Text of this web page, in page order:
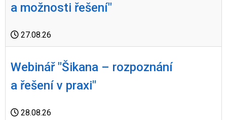
a možnosti řešení"
27.08.26
Webinář "Šikana – rozpoznání
a řešení v praxi"
28.08.26